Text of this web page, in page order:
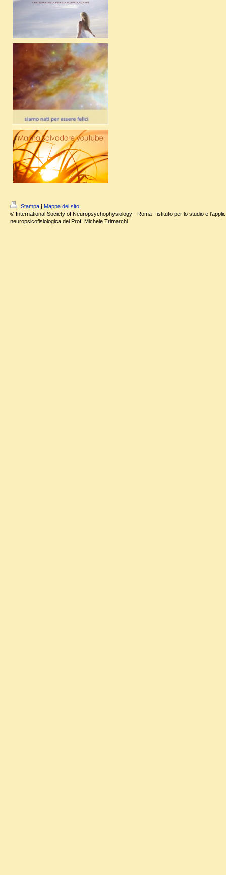
Stampa | Mappa del sito
© International Society of Neuropsychophysiology - Roma - istituto per lo studio e
neuropsicofisiologica del Prof. Michele Trimarchi